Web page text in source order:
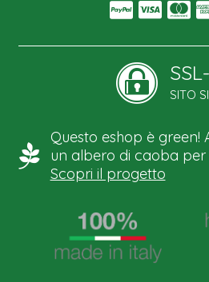
SITO
Questo eshop è
un albero di caoba
Scopri il progetto